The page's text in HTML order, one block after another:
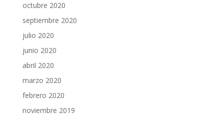
octubre 2020
septiembre 2020
julio 2020
junio 2020
abril 2020
marzo 2020
febrero 2020
noviembre 2019